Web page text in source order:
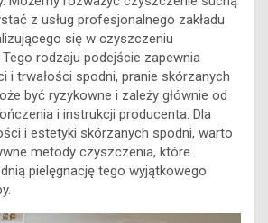
z usług profesjonalnego zakładu
się w czyszczeniu
rodzaju podejście zapewnia
i trwałości spodni, pranie skórzanych
być ryzykowne i zależy głównie od
i instrukcji producenta. Dla
i estetyki skórzanych spodni, warto
metody czyszczenia, które
pielęgnację tego wyjątkowego